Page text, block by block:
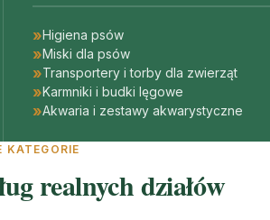
Higiena psów
Miski dla psów
Transportery i torby dla zwierząt
Karmniki i budki lęgowe
Akwaria i zestawy akwarystyczne
KATEGORIE
realnych działów